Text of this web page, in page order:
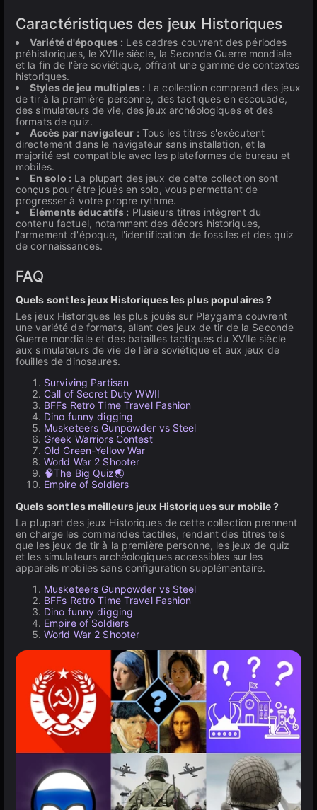
Caractéristiques des jeux Historiques
Variété d'époques : Les cadres couvrent des périodes
préhistoriques, le XVIIe siècle, la Seconde Guerre mondiale
et la fin de l'ère soviétique, offrant une gamme de contextes
historiques.
Styles de jeu multiples : La collection comprend des jeux
de tir à la première personne, des tactiques en escouade,
des simulateurs de vie, des jeux archéologiques et des
formats de quiz.
Accès par navigateur : Tous les titres s'exécutent
directement dans le navigateur sans installation, et la
majorité est compatible avec les plateformes de bureau et
mobiles.
En solo : La plupart des jeux de cette collection sont
conçus pour être joués en solo, vous permettant de
progresser à votre propre rythme.
Éléments éducatifs : Plusieurs titres intègrent du
contenu factuel, notamment des décors historiques,
l'armement d'époque, l'identification de fossiles et des quiz
de connaissances.
FAQ
Quels sont les jeux Historiques les plus populaires ?
Les jeux Historiques les plus joués sur Playgama couvrent
une variété de formats, allant des jeux de tir de la Seconde
Guerre mondiale et des batailles tactiques du XVIIe siècle
aux simulateurs de vie de l'ère soviétique et aux jeux de
fouilles de dinosaures.
Surviving Partisan
Call of Secret Duty WWII
BFFs Retro Time Travel Fashion
Dino funny digging
Musketeers Gunpowder vs Steel
Greek Warriors Contest
Old Green-Yellow War
World War 2 Shooter
🧠The Big Quiz🌏
Empire of Soldiers
Quels sont les meilleurs jeux Historiques sur mobile ?
La plupart des jeux Historiques de cette collection prennent
en charge les commandes tactiles, rendant des titres tels
que les jeux de tir à la première personne, les jeux de quiz
et les simulateurs archéologiques accessibles sur les
appareils mobiles sans configuration supplémentaire.
Musketeers Gunpowder vs Steel
BFFs Retro Time Travel Fashion
Dino funny digging
Empire of Soldiers
World War 2 Shooter